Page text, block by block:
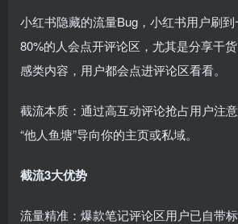
小红书隐藏的流量Bug，小红书用户刷到
80%的人会点开评论区，尤其是分享干
感类内容，用户都会点进评论区看看。
截流本质：通过高互动评论抢占用户注
“他人鱼塘”导向你的主页或私域。
截流3大优势
流量精准：爆款笔记评论区用户已自带